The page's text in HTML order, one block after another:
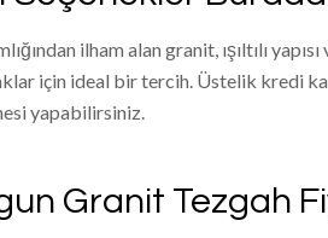
ilham alan granit, ışıltılı
için ideal bir tercih. Üstelik kredi
yapabilirsiniz.
Granit Tezgah